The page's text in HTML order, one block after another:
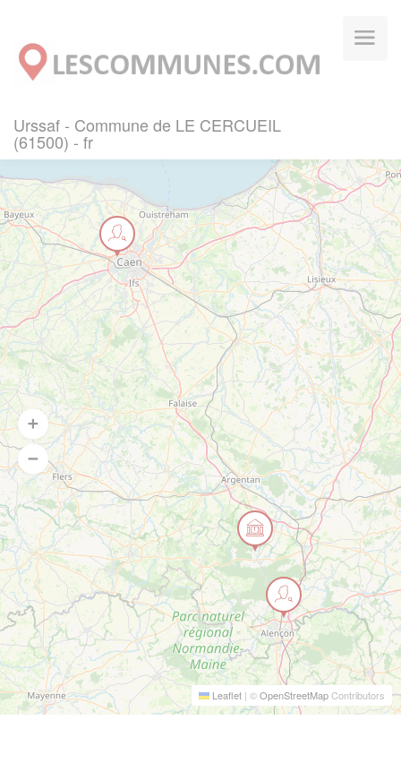
Urssaf - Commune de LE CERCUEIL
(61500) - fr
Leaflet | ©OpenStreetMapContributors